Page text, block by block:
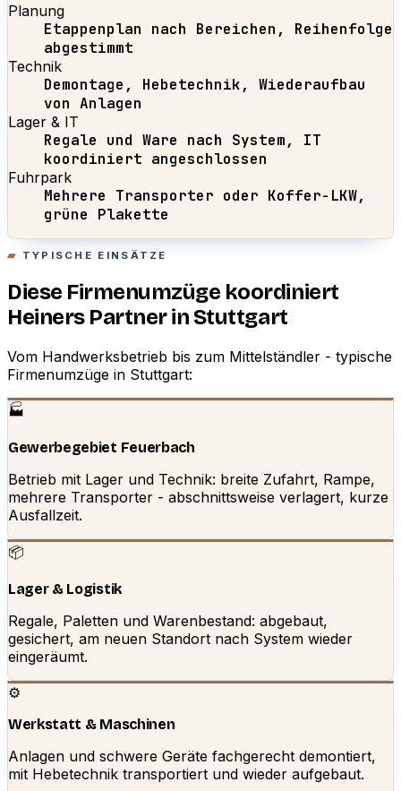
Planung
Etappenplan nach Bereichen, Reihenfolge
abgestimmt
Technik
Demontage, Hebetechnik, Wiederaufbau
von Anlagen
Lager & IT
Regale und Ware nach System, IT
koordiniert angeschlossen
Fuhrpark
Mehrere Transporter oder Koffer-LKW,
grüne Plakette
TYPISCHE EINSÄTZE
Diese Firmenumzüge koordiniert
Heiners Partner in Stuttgart
Vom Handwerksbetrieb bis zum Mittelständler - typische
Firmenumzüge in Stuttgart:
🏭
Gewerbegebiet Feuerbach
Betrieb mit Lager und Technik: breite Zufahrt, Rampe,
mehrere Transporter - abschnittsweise verlagert, kurze
Ausfallzeit.
📦
Lager & Logistik
Regale, Paletten und Warenbestand: abgebaut,
gesichert, am neuen Standort nach System wieder
eingeräumt.
⚙️
Werkstatt & Maschinen
Anlagen und schwere Geräte fachgerecht demontiert,
mit Hebetechnik transportiert und wieder aufgebaut.